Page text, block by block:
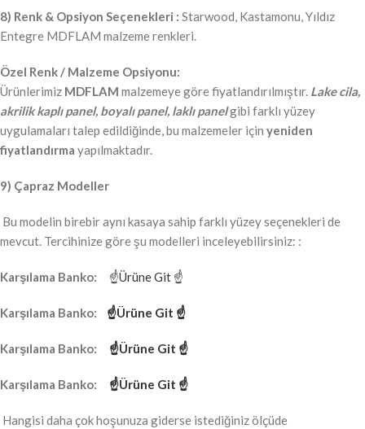
8) Renk & Opsiyon Seçenekleri : Starwood, Kastamonu, Yıldız
Entegre MDFLAM malzeme renkleri.
Özel Renk / Malzeme Opsiyonu:
Ürünlerimiz MDFLAM malzemeye göre fiyatlandırılmıştır. Lake cila,
akrilik kaplı panel, boyalı panel, laklı panelgibi farklı yüzey
uygulamaları talep edildiğinde, bu malzemeler için yeniden
fiyatlandırma yapılmaktadır.
9) Çapraz Modeller
Bu modelin birebir aynı kasaya sahip farklı yüzey seçenekleri de
mevcut. Tercihinize göre şu modelleri inceleyebilirsiniz: :
Karşılama Banko: ☝Ürüne Git ☝
Karşılama Banko: ☝Ürüne Git ☝
Karşılama Banko: ☝Ürüne Git ☝
Karşılama Banko: ☝Ürüne Git ☝
Hangisi daha çok hoşunuza giderse istediğiniz ölçüde